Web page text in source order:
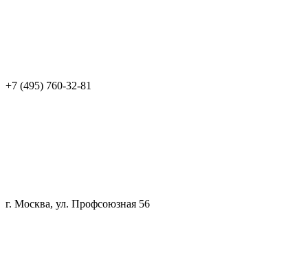
+7 (495) 760-32-81
г. Москва, ул. Профсоюзная 56